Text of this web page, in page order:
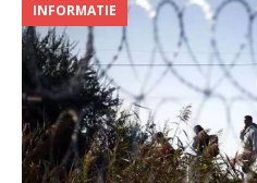
INFORMATIE